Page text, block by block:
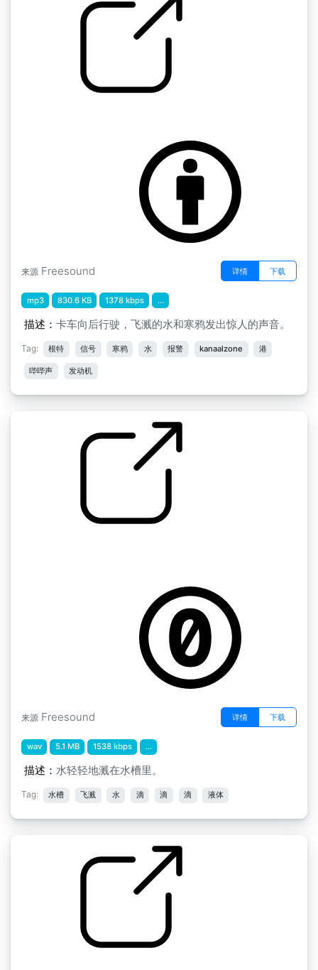
来源 Freesound 详情 下载
mp3 830.6 KB 1378 kbps ...
描述： 卡车向后行驶，飞溅的水和寒鸦发出惊人的声音。
Tag: 根特 信号 寒鸦 水 报警 kanaalzone 港
哔哔声 发动机
来源 Freesound 详情 下载
wav 5.1 MB 1538 kbps ...
描述： 水轻轻地溅在水槽里。
Tag: 水槽 飞溅 水 滴 滴 滴 液体